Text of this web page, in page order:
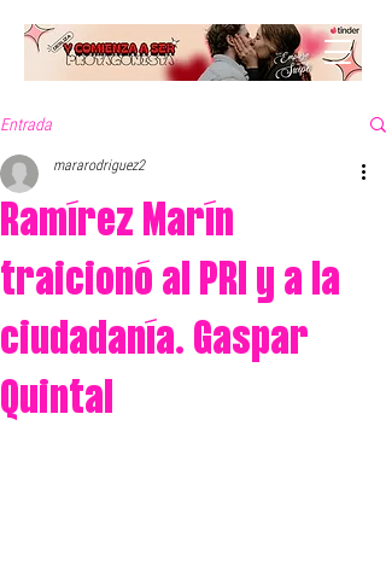
Entrada
Ramírez Marín
traicionó al PRI y a la
ciudadanía. Gaspar
Quintal
mararodriguez2